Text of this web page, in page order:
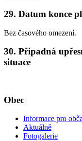
29. Datum konce
Bez časového omezení.
30. Případná
situace
Obec
Informace pro
Aktuálně
Fotogalerie